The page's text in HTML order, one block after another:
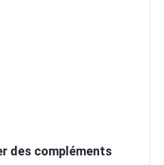
des compléments